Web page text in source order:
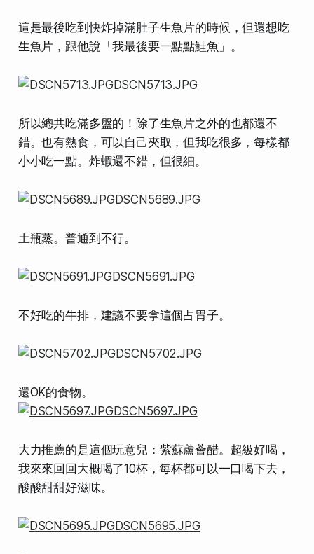
這是最後吃到快炸掉滿肚子生魚片的時候，但還想吃
生魚片，跟他說「我最後要一點點鮭魚」。
所以總共吃滿多盤的！除了生魚片之外的也都還不
錯。也有熱食，可以自己夾取，但我吃很多，每樣都
小小吃一點。炸蝦還不錯，但很細。
土瓶蒸。普通到不行。
不好吃的牛排，建議不要拿這個占胃子。
還OK的食物。
大力推薦的是這個玩意兒： 紫蘇蘆薈醋。超級好喝，
我來來回回大概喝了10杯，每杯都可以一口喝下去，
酸酸甜甜好滋味。